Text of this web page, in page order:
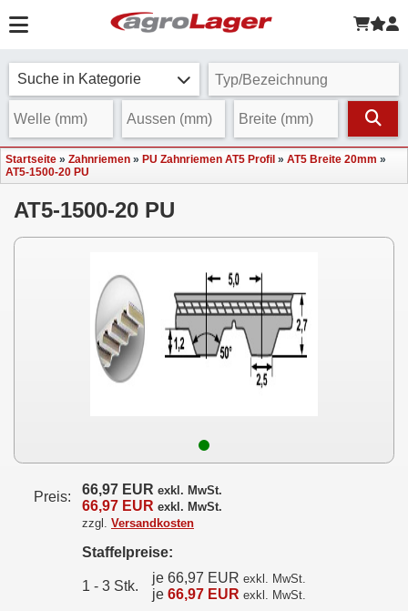
Suche in Kategorie
Startseite » Zahnriemen » PU Zahnriemen AT5 Profil » AT5 Breite 20mm »
AT5-1500-20 PU
AT5-1500-20 PU
Preis: 66,97 EUR exkl. MwSt.
66,97 EUR exkl. MwSt.
zzgl. Versandkosten
Staffelpreise:
1 - 3 Stk.
je 66,97 EUR exkl. MwSt.
je 66,97 EUR exkl. MwSt.